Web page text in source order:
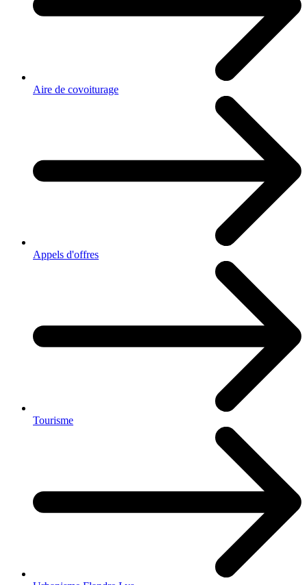
Aire de covoiturage
Appels d'offres
Tourisme